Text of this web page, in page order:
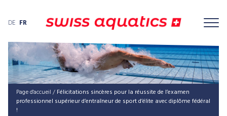
DE FR
Page d'accueil / Félicitations sincères pour la réussite de l’examen
professionnel supérieur d’entraîneur de sport d’élite avec diplôme fédéral
!